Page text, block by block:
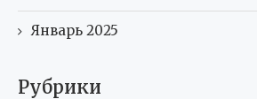
Январь 2025
Рубрики